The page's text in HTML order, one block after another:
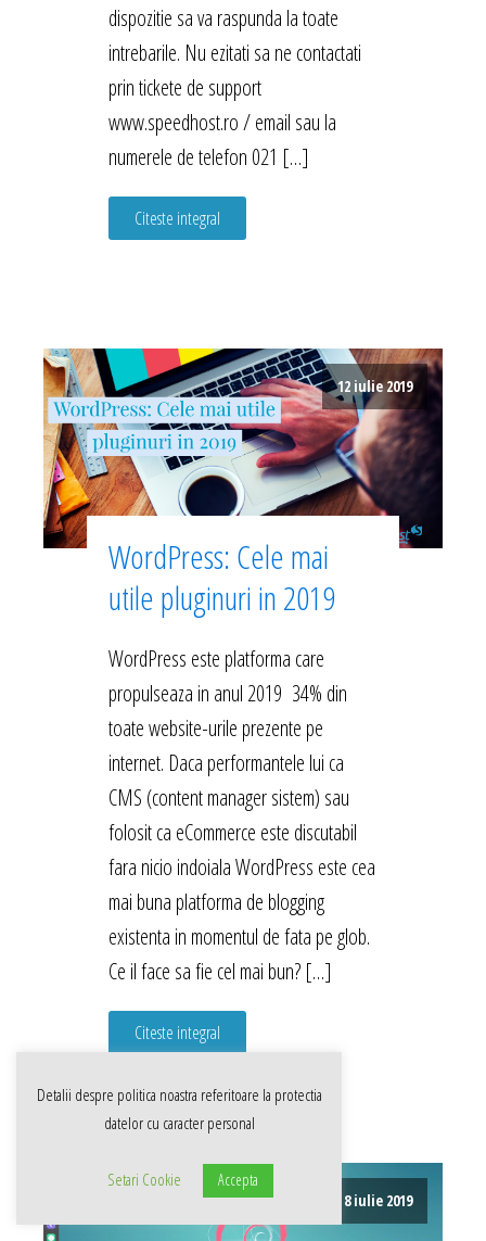
dispozitie sa va raspunda la toate
intrebarile. Nu ezitati sa ne contactati
prin tickete de support
www.speedhost.ro / email sau la
numerele de telefon 021 […]
Citeste integral
12 iulie 2019
WordPress: Cele mai
utile pluginuri in 2019
WordPress este platforma care
propulseaza in anul 2019 34% din
toate website-urile prezente pe
internet. Daca performantele lui ca
CMS (content manager sistem) sau
folosit ca eCommerce este discutabil
fara nicio indoiala WordPress este cea
mai buna platforma de blogging
existenta in momentul de fata pe glob.
Ce il face sa fie cel mai bun? […]
Citeste integral
8 iulie 2019
Detalii despre politica noastra referitoare la protectia
datelor cu caracter personal
Setari Cookie Accepta